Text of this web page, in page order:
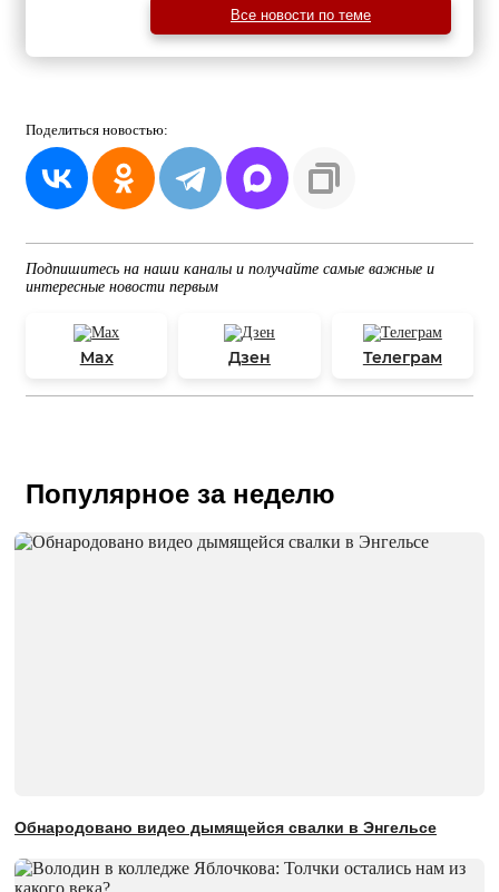
Все новости по теме
Поделиться новостью:
Подпишитесь на наши каналы и получайте самые важные и
интересные новости первым
Max Дзен Телеграм
Популярное за неделю
Обнародовано видео дымящейся свалки в Энгельсе